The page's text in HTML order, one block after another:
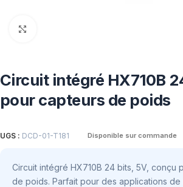
Circuit intégré HX710B
pour capteurs de poids
UGS : DCD-01-T181 Disponible sur commande
Circuit intégré HX710B 24 bits, 5V, conçu
de poids. Parfait pour des applications de